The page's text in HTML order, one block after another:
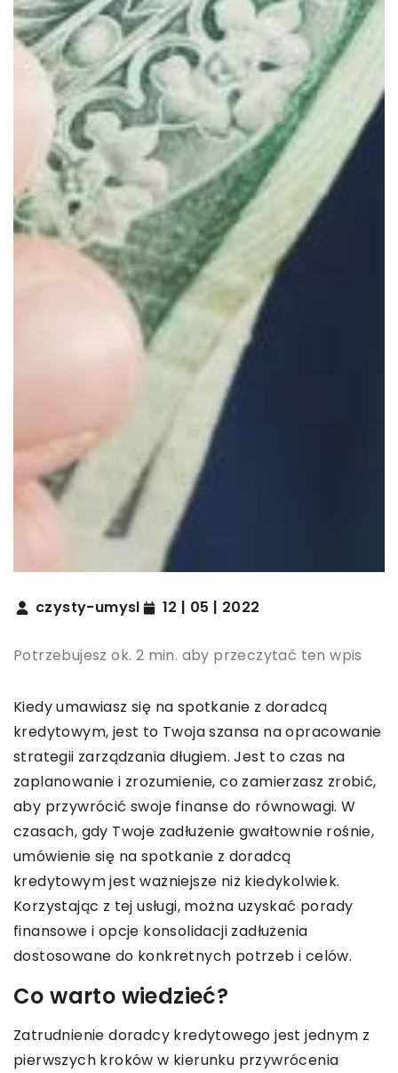
czysty-umysl 12 | 05 | 2022
Potrzebujesz ok. 2 min. aby przeczytać ten wpis
Kiedy umawiasz się na spotkanie z doradcą
kredytowym, jest to Twoja szansa na opracowanie
strategii zarządzania długiem. Jest to czas na
zaplanowanie i zrozumienie, co zamierzasz zrobić,
aby przywrócić swoje finanse do równowagi. W
czasach, gdy Twoje zadłużenie gwałtownie rośnie,
umówienie się na spotkanie z doradcą
kredytowym jest ważniejsze niż kiedykolwiek.
Korzystając z tej usługi, można uzyskać porady
finansowe i opcje konsolidacji zadłużenia
dostosowane do konkretnych potrzeb i celów.
Co warto wiedzieć?
Zatrudnienie doradcy kredytowego jest jednym z
pierwszych kroków w kierunku przywrócenia